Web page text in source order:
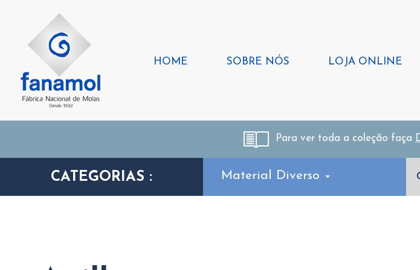
HOME SOBRE NÓS LOJA ONLINE
Para ver toda a coleção faça
CATEGORIAS : Material Diverso